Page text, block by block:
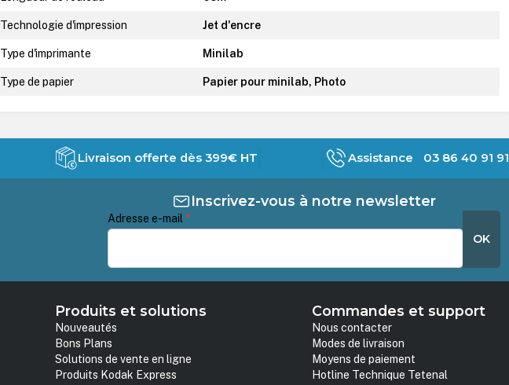
Technologie d'impression Jet d'encre
Type d'imprimante Minilab
Type de papier Papier pour minilab, Photo
Livraison offerte dès 399€ HT Assistance 03 86 40 91 91
Inscrivez-vous à notre newsletter
Adresse e-mail *
OK
Produits et solutions
Nouveautés
Bons Plans
Solutions de vente en ligne
Produits Kodak Express
Commandes et support
Nous contacter
Modes de livraison
Moyens de paiement
Hotline Technique Tetenal